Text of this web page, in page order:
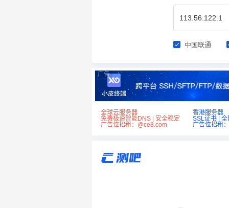
中国联通
广告
全球云服务器
香港服务器
免费极速智能DNS | 安全稳定
SSL证书 |
广告位招租：@ce8.com
广告位招租